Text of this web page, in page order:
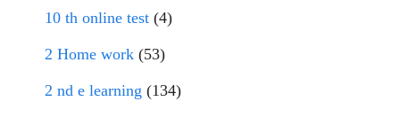
10 th online test (4)
2 Home work (53)
2 nd e learning (134)